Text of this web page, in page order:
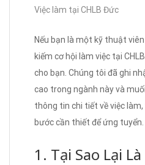
Việc làm tại CHLB Đức
Nếu bạn là một kỹ thuật
kiếm cơ hội làm việc tại
cho bạn. Chúng tôi đã ghi
cao trong ngành này và
thông tin chi tiết về việc làm,
bước cần thiết để ứng tuyển.
1. Tại Sao Lại